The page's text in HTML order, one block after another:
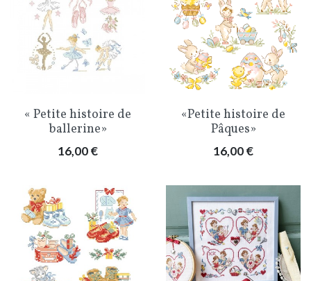
« Petite histoire de
ballerine»
Prix
16,00 €
«Petite histoire de
Pâques»
Prix
16,00 €